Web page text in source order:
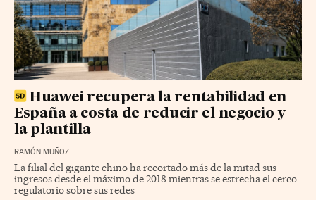
Huawei recupera la rentabilidad en
España a costa de reducir el negocio y
la plantilla
RAMÓN MUÑOZ
La filial del gigante chino ha recortado más de la mitad sus
ingresos desde el máximo de 2018 mientras se estrecha el cerco
regulatorio sobre sus redes